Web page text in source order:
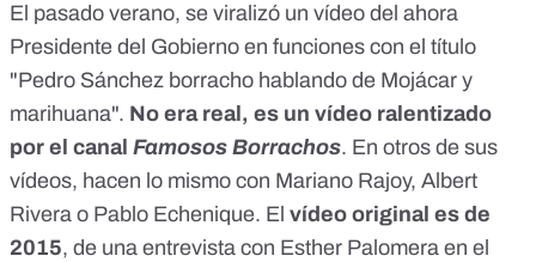
El pasado verano, se viralizó un vídeo del ahora
Presidente del Gobierno en funciones con el título
"Pedro Sánchez borracho hablando de Mojácar y
marihuana". No era real , es un vídeo ralentizado
por el canal Famosos Borrachos. En otros de sus
vídeos, hacen lo mismo con Mariano Rajoy, Albert
Rivera o Pablo Echenique. El vídeo original es de
2015, de una entrevista con Esther Palomera en el